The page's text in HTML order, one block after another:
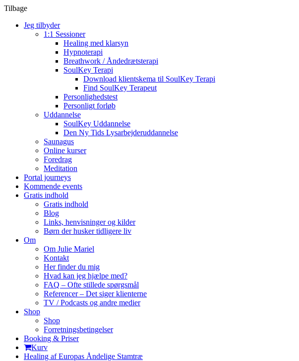
Tilbage
Jeg tilbyder
1:1 Sessioner
Healing med klarsyn
Hypnoterapi
Breathwork / Åndedrætsterapi
SoulKey Terapi
Download klientskema til SoulKey Terapi
Find SoulKey Terapeut
Personlighedstest
Personligt forløb
Uddannelse
SoulKey Uddannelse
Den Ny Tids Lysarbejderuddannelse
Saunagus
Online kurser
Foredrag
Meditation
Portal journeys
Kommende events
Gratis indhold
Gratis indhold
Blog
Links, henvisninger og kilder
Børn der husker tidligere liv
Om
Om Julie Mariel
Kontakt
Her finder du mig
Hvad kan jeg hjælpe med?
FAQ – Ofte stillede spørgsmål
Referencer – Det siger klienterne
TV / Podcasts og andre medier
Shop
Shop
Forretningsbetingelser
Booking & Priser
Kurv
Healing af Europas Åndelige Stamtræ